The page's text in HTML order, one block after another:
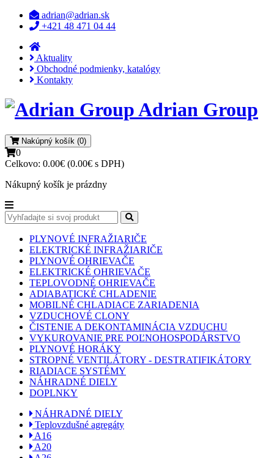
adrian@adrian.sk
+421 48 471 04 44
Aktuality
Obchodné podmienky, katalógy
Kontakty
Adrian Group
Nakúpný košík (0)
0
Celkovo: 0.00€ (0.00€ s DPH)
Nákupný košík je prázdny
PLYNOVÉ INFRAŽIARIČE
ELEKTRICKÉ INFRAŽIARIČE
PLYNOVÉ OHRIEVAČE
ELEKTRICKÉ OHRIEVAČE
TEPLOVODNÉ OHRIEVAČE
ADIABATICKÉ CHLADENIE
MOBILNÉ CHLADIACE ZARIADENIA
VZDUCHOVÉ CLONY
ČISTENIE A DEKONTAMINÁCIA VZDUCHU
VYKUROVANIE PRE POĽNOHOSPODÁRSTVO
PLYNOVÉ HORÁKY
STROPNÉ VENTILÁTORY - DESTRATIFIKÁTORY
RIADIACE SYSTÉMY
NÁHRADNÉ DIELY
DOPLNKY
NÁHRADNÉ DIELY
Teplovzdušné agregáty
A16
A20